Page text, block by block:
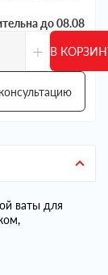
до 08.08
+ В
ваты для